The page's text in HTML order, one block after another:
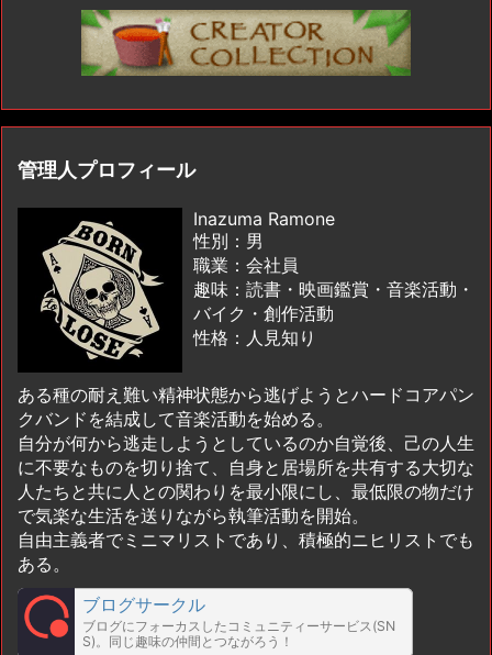
管理人プロフィール
Inazuma Ramone
性別：男
職業：会社員
趣味：読書・映画鑑賞・音楽活動・
バイク・創作活動
性格：人見知り
ある種の耐え難い精神状態から逃げようとハードコアパン
クバンドを結成して音楽活動を始める。
自分が何から逃走しようとしているのか自覚後、己の人生
に不要なものを切り捨て、自身と居場所を共有する大切な
人たちと共に人との関わりを最小限にし、最低限の物だけ
で気楽な生活を送りながら執筆活動を開始。
自由主義者でミニマリストであり、積極的ニヒリストでも
ある。
ブログサークル
ブログにフォーカスしたコミュニティーサービス(SN
S)。同じ趣味の仲間とつながろう！